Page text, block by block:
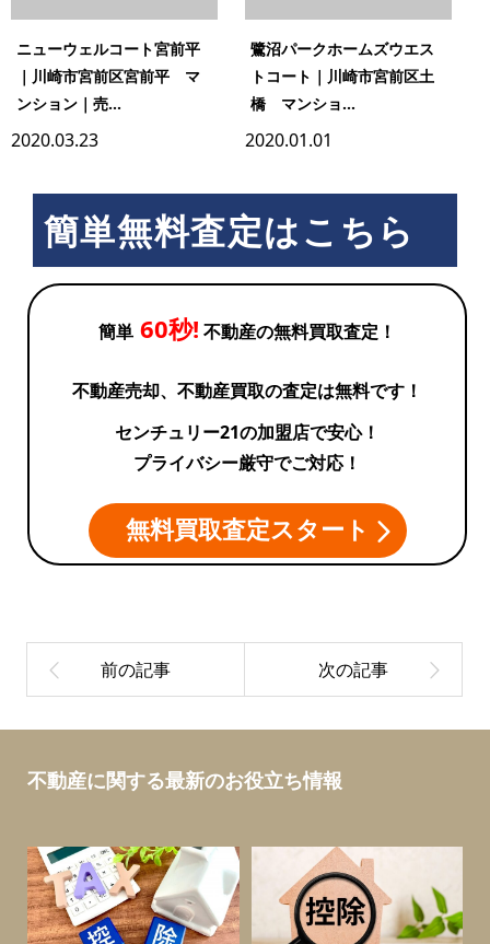
ニューウェルコート宮前平
｜川崎市宮前区宮前平 マ
ンション｜売...
2020.03.23
鷺沼パークホームズウエス
トコート｜川崎市宮前区土
橋 マンショ...
2020.01.01
簡単無料査定はこちら
簡単 60秒! 不動産の無料買取査定！
不動産売却、不動産買取の査定は無料です！
センチュリー21の加盟店で安心！
プライバシー厳守でご対応！
無料買取査定スタート
不動産に関する最新のお役立ち情報